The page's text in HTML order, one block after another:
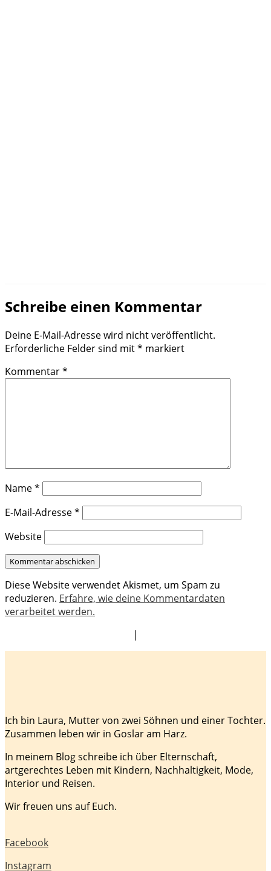
Schreibe einen Kommentar
Deine E-Mail-Adresse wird nicht veröffentlicht.
Erforderliche Felder sind mit* markiert
Kommentar*
Name*
E-Mail-Adresse*
Website
Diese Website verwendet Akismet, um Spam zu
reduzieren. Erfahre, wie deine Kommentardaten
verarbeitet werden.
|
Ich bin Laura, Mutter von zwei Söhnen und einer Tochter.
Zusammen leben wir in Goslar am Harz.
In meinem Blog schreibe ich über Elternschaft,
artgerechtes Leben mit Kindern, Nachhaltigkeit, Mode,
Interior und Reisen.
Wir freuen uns auf Euch.
Facebook
Instagram